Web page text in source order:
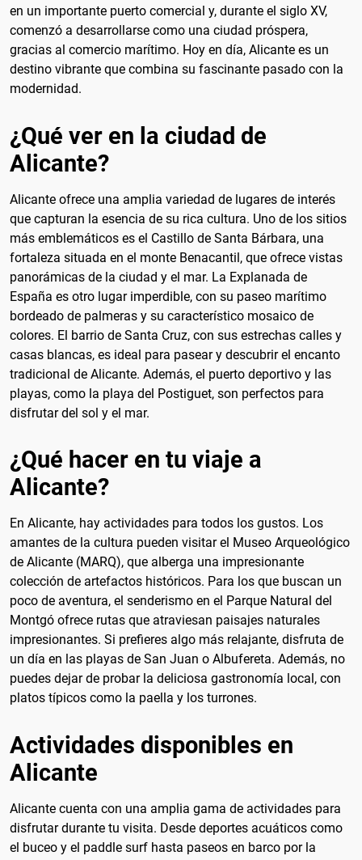
en un importante puerto comercial y, durante el siglo XV,
comenzó a desarrollarse como una ciudad próspera,
gracias al comercio marítimo. Hoy en día, Alicante es un
destino vibrante que combina su fascinante pasado con la
modernidad.
¿Qué ver en la ciudad de
Alicante?
Alicante ofrece una amplia variedad de lugares de interés
que capturan la esencia de su rica cultura. Uno de los sitios
más emblemáticos es el Castillo de Santa Bárbara, una
fortaleza situada en el monte Benacantil, que ofrece vistas
panorámicas de la ciudad y el mar. La Explanada de
España es otro lugar imperdible, con su paseo marítimo
bordeado de palmeras y su característico mosaico de
colores. El barrio de Santa Cruz, con sus estrechas calles y
casas blancas, es ideal para pasear y descubrir el encanto
tradicional de Alicante. Además, el puerto deportivo y las
playas, como la playa del Postiguet, son perfectos para
disfrutar del sol y el mar.
¿Qué hacer en tu viaje a
Alicante?
En Alicante, hay actividades para todos los gustos. Los
amantes de la cultura pueden visitar el Museo Arqueológico
de Alicante (MARQ), que alberga una impresionante
colección de artefactos históricos. Para los que buscan un
poco de aventura, el senderismo en el Parque Natural del
Montgó ofrece rutas que atraviesan paisajes naturales
impresionantes. Si prefieres algo más relajante, disfruta de
un día en las playas de San Juan o Albufereta. Además, no
puedes dejar de probar la deliciosa gastronomía local, con
platos típicos como la paella y los turrones.
Actividades disponibles en
Alicante
Alicante cuenta con una amplia gama de actividades para
disfrutar durante tu visita. Desde deportes acuáticos como
el buceo y el paddle surf hasta paseos en barco por la